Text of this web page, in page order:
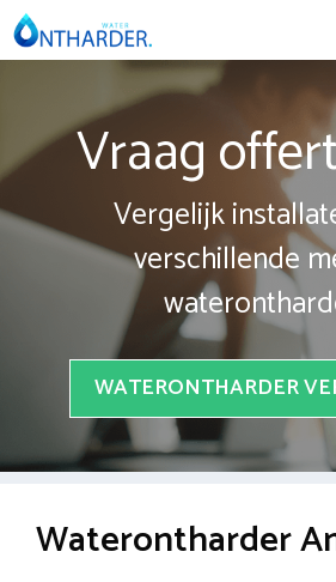
Spring
naar
Vraag
Vergelijk
verschillende
WATERONTHARDER
Waterontharder